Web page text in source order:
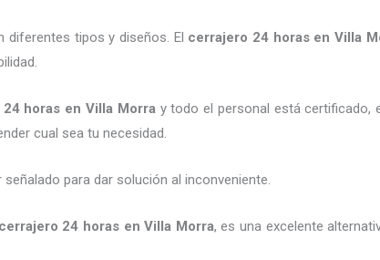
diferentes tipos y diseños. El cerrajero 24 horasen Villa
horas en Villa Morra y todo el personal está certificado,
cual sea tu necesidad.
para dar solución al inconveniente.
cerrajero 24 horasen Villa Morra, es una excelente